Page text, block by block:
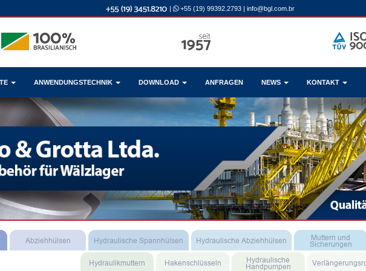
| +55 (19) 99392.2793 | info@bgl.com.br
ANWENDUNGSTECHNIK DOWNLOAD ANFRAGEN NEWS KONTAKT